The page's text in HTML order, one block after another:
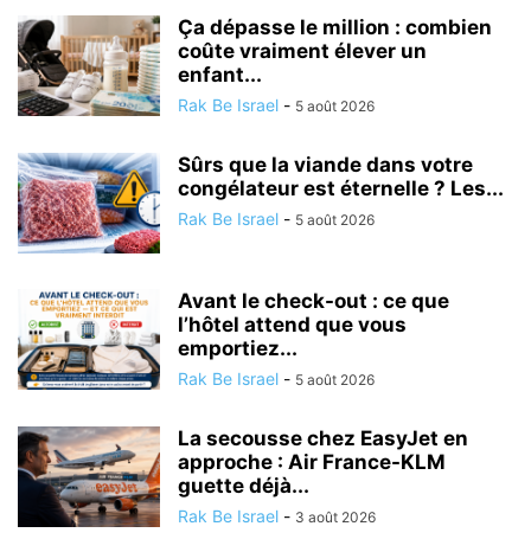
Ça dépasse le million : combien
coûte vraiment élever un
enfant...
Rak Be Israel - 5 août 2026
Sûrs que la viande dans votre
congélateur est éternelle ? Les...
Rak Be Israel - 5 août 2026
Avant le check-out : ce que
l’hôtel attend que vous
emportiez...
Rak Be Israel - 5 août 2026
La secousse chez EasyJet en
approche : Air France-KLM
guette déjà...
Rak Be Israel - 3 août 2026